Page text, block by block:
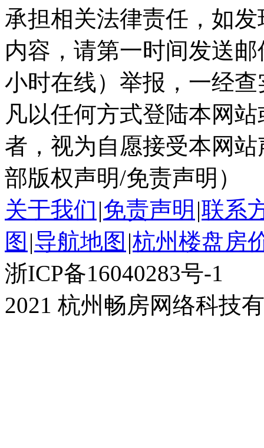
承担相关法律责任，如
内容，请第一时间发送邮
小时在线）举报，一经
凡以任何方式登陆本网
者，视为自愿接受本网
部版权声明/免责声明）
关于我们 |免责声明 |联系
图 |导航地图 |杭州楼盘房
浙ICP备16040283号-1
2021 杭州畅房网络科技